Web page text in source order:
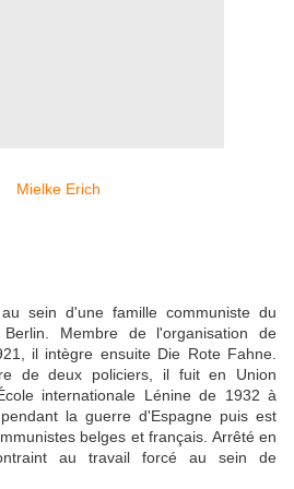
sein d'une famille communiste du
Membre de l'organisation de
il intègre ensuite Die Rote Fahne.
de deux policiers, il fuit en Union
internationale Lénine de 1932 à
la guerre d'Espagne puis est
belges et français. Arrêté en
au travail forcé au sein de